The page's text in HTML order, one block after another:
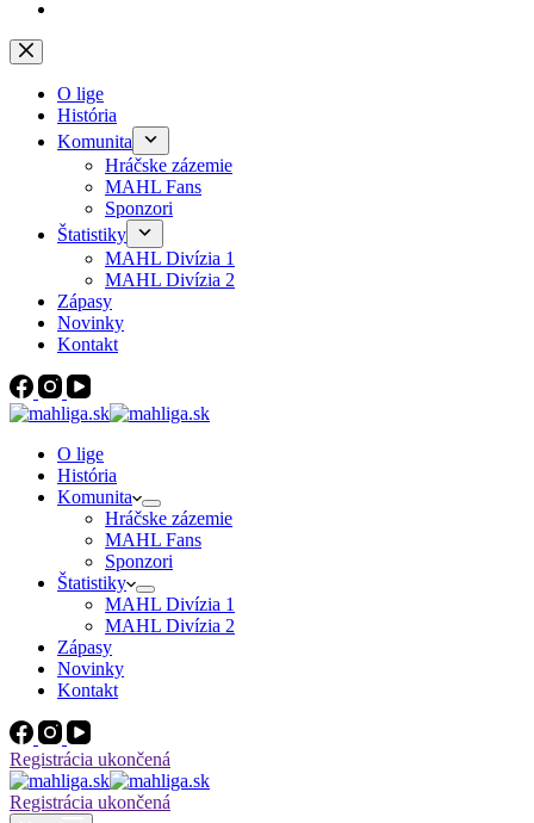
Skip
to
contentO lige
História
Komunita
Hráčske zázemie
MAHL Fans
Sponzori
Štatistiky
MAHL Divízia 1
MAHL Divízia 2
Zápasy
Novinky
Kontakt
O lige
História
Komunita
Hráčske zázemie
MAHL Fans
Sponzori
Štatistiky
MAHL Divízia 1
MAHL Divízia 2
Zápasy
Novinky
Kontakt
Registrácia ukončená
Registrácia ukončená